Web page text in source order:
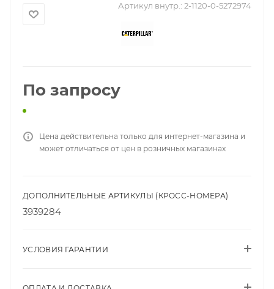
Артикул внутр.: 2-1120-0-5272974
По запросу
Цена действительна только для интернет-магазина и
может отличаться от цен в розничных магазинах
ДОПОЛНИТЕЛЬНЫЕ АРТИКУЛЫ (КРОСС-НОМЕРА)
3939284
УСЛОВИЯ ГАРАНТИИ